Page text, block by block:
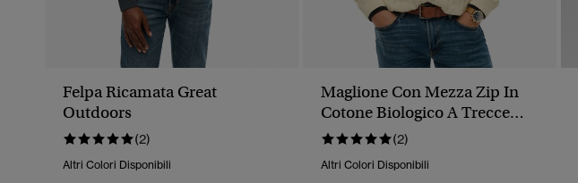
Felpa Ricamata Great
Outdoors
(2)
Altri Colori Disponibili
Maglione Con Mezza Zip In
Cotone Biologico A Trecce
Classico
(2)
Altri Colori Disponibili